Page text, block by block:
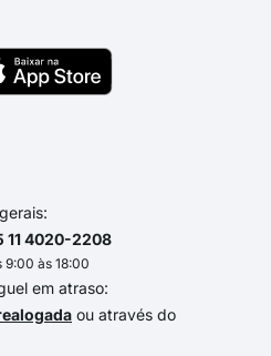
11 4020-2208
às 18:00
em atraso:
ou através do